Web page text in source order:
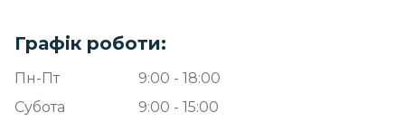
Графік роботи:
Пн-Пт
Субота
9:00 - 18:00
9:00 - 15:00